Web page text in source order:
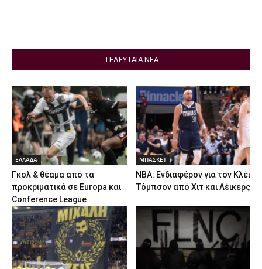
ΤΕΛΕΥΤΑΙΑ ΝΕΑ
ΕΛΛΑΔΑ
Γκολ & θέαμα από τα
προκριματικά σε Europa και
Conference League
ΜΠΑΣΚΕΤ
NBA: Ενδιαφέρον για τον Κλέι
Τόμπσον από Χιτ και Λέικερς